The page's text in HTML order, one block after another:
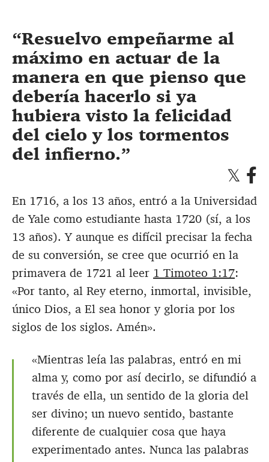
Resuelvo empeñarme al
máximo en actuar de la
manera en que pienso que
debería hacerlo si ya
hubiera visto la felicidad
del cielo y los tormentos
del infierno.
En 1716, a los 13 años, entró a la Universidad
de Yale como estudiante hasta 1720 (sí, a los
13 años). Y aunque es difícil precisar la fecha
de su conversión, se cree que ocurrió en la
primavera de 1721 al leer 1 Timoteo 1:17:
«Por tanto, al Rey eterno, inmortal, invisible,
único Dios, a El sea honor y gloria por los
siglos de los siglos. Amén».
«Mientras leía las palabras, entró en mi
alma y, como por así decirlo, se difundió a
través de ella, un sentido de la gloria del
ser divino; un nuevo sentido, bastante
diferente de cualquier cosa que haya
experimentado antes. Nunca las palabras